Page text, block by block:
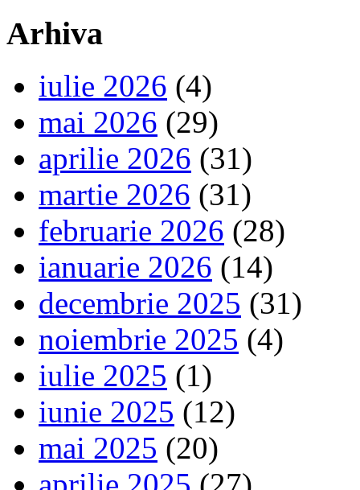
Arhiva
iulie 2026 (4)
mai 2026 (29)
aprilie 2026 (31)
martie 2026 (31)
februarie 2026 (28)
ianuarie 2026 (14)
decembrie 2025 (31)
noiembrie 2025 (4)
iulie 2025 (1)
iunie 2025 (12)
mai 2025 (20)